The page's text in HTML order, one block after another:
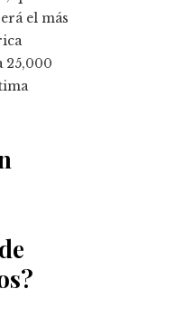
el más
25,000